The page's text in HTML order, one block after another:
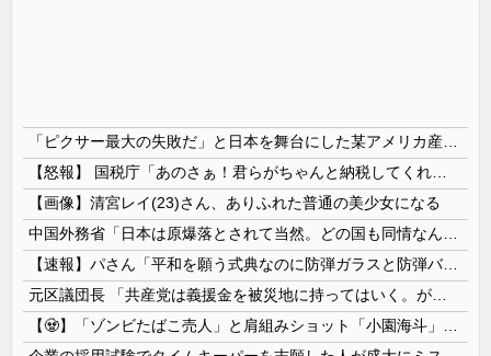
【画像】清宮レイ(23)さん、ありふれた普通の美少女になる
【速報】パさん「平和を願う式典なのに防弾ガラスと防弾バッグSP」安倍元首相の悲劇や石破前首相も同環境だったことは忘れる